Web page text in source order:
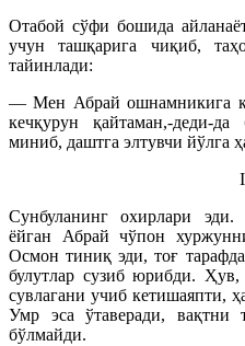
Отабой сўфи бошида
учун ташқарига чиқиб,
тайинлади:
— Мен Абрай ошнамникига
кечқурун қайтаман,-деди-
миниб, даштга элтувчи йўлга
Сунбуланинг охирлари эди.
ёйган Абрай чўпон
Осмон тиниқ эди, тоғ
булутлар сузиб юрибди.
сувлагани учиб кетишаяпти,
Умр эса ўтаверади, вақтни
бўлмайди.